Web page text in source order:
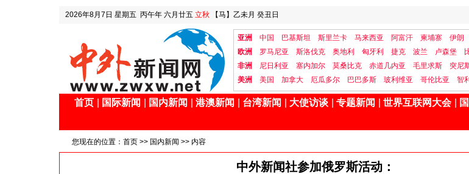
2026年8月7日 星期五 丙午年 六月廿五 立秋 【马】乙未月 癸丑日
亚洲 中国 巴基斯坦 斯里兰卡 马来西亚 阿富汗 柬埔寨 伊朗
欧洲
罗马尼亚 斯洛伐克 奥地利 匈牙利 捷克 波兰 卢森堡
非洲
尼日利亚 塞内加尔 莫桑比克 赤道几内亚 毛里求斯 突尼
美洲
美国 加拿大 厄瓜多尔 巴巴多斯 玻利维亚 哥伦比亚 智利
首页 国际新闻 国内新闻 港澳新闻 台湾新闻 大使访谈 专题新闻 世界互联网大会
您现在的位置： 首页 >> 国内新闻 >> 内容
中外新闻社参加俄罗斯活动：